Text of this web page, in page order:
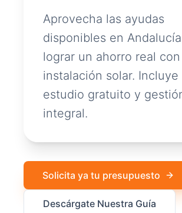
Aprovecha las ayudas
disponibles en
lograr un ahorro real
instalación solar. Incluye
estudio gratuito y
integral.
Solicita ya tu presupuesto
Descárgate Nuestra Guía